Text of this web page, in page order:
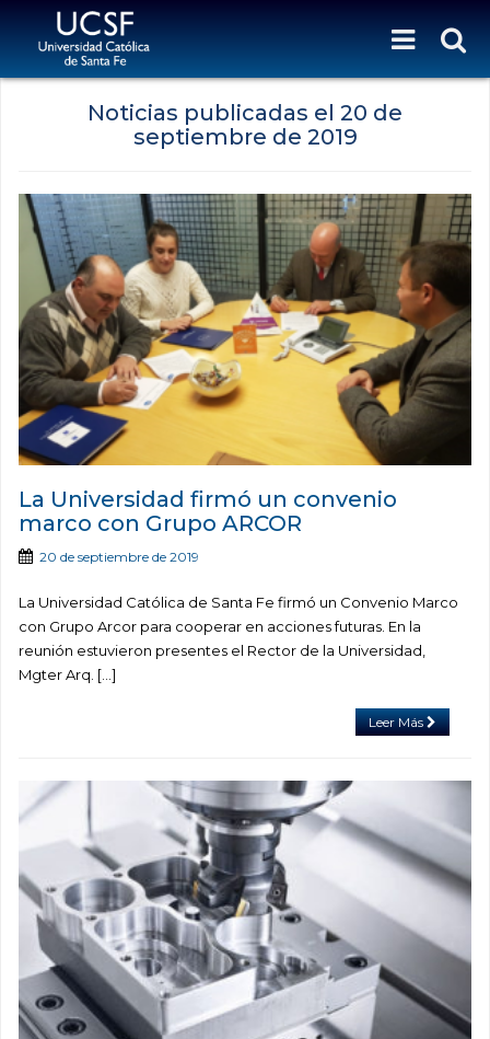
Noticias publicadas el 20 de
septiembre de 2019
La Universidad firmó un convenio
marco con Grupo ARCOR
20 de septiembre de 2019
La Universidad Católica de Santa Fe firmó un Convenio Marco
con Grupo Arcor para cooperar en acciones futuras. En la
reunión estuvieron presentes el Rector de la Universidad,
Mgter Arq. […]
Leer Más